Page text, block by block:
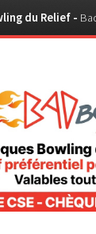
du Relief -